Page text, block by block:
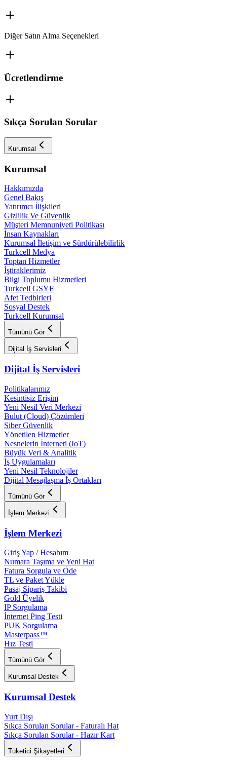
Diğer Satın Alma Seçenekleri
Ücretlendirme
Sıkça Sorulan Sorular
Kurumsal
Kurumsal
Hakkımızda
Genel Bakış
Yatırımcı İlişkileri
Gizlilik Ve Güvenlik
Müşteri Memnuniyeti Politikası
İnsan Kaynakları
Kurumsal İletişim ve Sürdürülebilirlik
Turkcell Medya
Toptan Hizmetler
İştiraklerimiz
Bilgi Toplumu Hizmetleri
Turkcell GSYF
Afet Tedbirleri
Sosyal Destek
Turkcell Kurumsal
Tümünü Gör
Dijital İş Servisleri
Dijital İş Servisleri
Politikalarımız
Kesintisiz Erişim
Yeni Nesil Veri Merkezi
Bulut (Cloud) Çözümleri
Siber Güvenlik
Yönetilen Hizmetler
Nesnelerin İnterneti (IoT)
Büyük Veri & Analitik
İş Uygulamaları
Yeni Nesil Teknolojiler
Dijital Mesajlaşma İş Ortakları
Tümünü Gör
İşlem Merkezi
İşlem Merkezi
Giriş Yap / Hesabım
Numara Taşıma ve Yeni Hat
Fatura Sorgula ve Öde
TL ve Paket Yükle
Pasaj Sipariş Takibi
Gold Üyelik
IP Sorgulama
İnternet Ping Testi
PUK Sorgulama
Masterpass™
Hız Testi
Tümünü Gör
Kurumsal Destek
Kurumsal Destek
Yurt Dışı
Sıkça Sorulan Sorular - Faturalı Hat
Sıkça Sorulan Sorular - Hazır Kart
Tüketici Şikayetleri